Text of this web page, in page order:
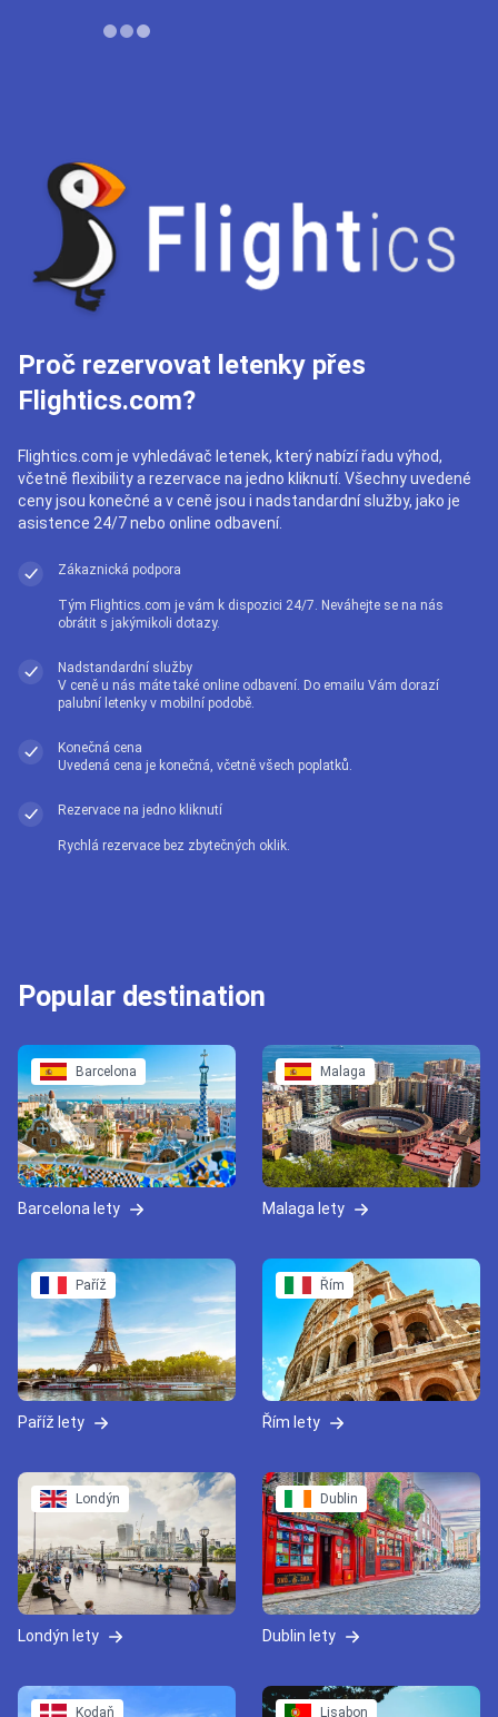
Proč rezervovat letenky přes
Flightics.com?
Flightics.com je vyhledávač letenek, který nabízí řadu výhod,
včetně flexibility a rezervace na jedno kliknutí. Všechny uvedené
ceny jsou konečné a v ceně jsou i nadstandardní služby, jako je
asistence 24/7 nebo online odbavení.
Zákaznická podpora
Tým Flightics.com je vám k dispozici 24/7. Neváhejte se na nás
obrátit s jakýmikoli dotazy.
Nadstandardní služby
V ceně u nás máte také online odbavení. Do emailu Vám dorazí
palubní letenky v mobilní podobě.
Konečná cena
Uvedená cena je konečná, včetně všech poplatků.
Rezervace na jedno kliknutí
Rychlá rezervace bez zbytečných oklik.
Popular destination
Barcelona
Barcelona lety
Malaga
Malaga lety
Paříž
Paříž lety
Řím
Řím lety
Londýn
Londýn lety
Dublin
Dublin lety
Kodaň Lisabon